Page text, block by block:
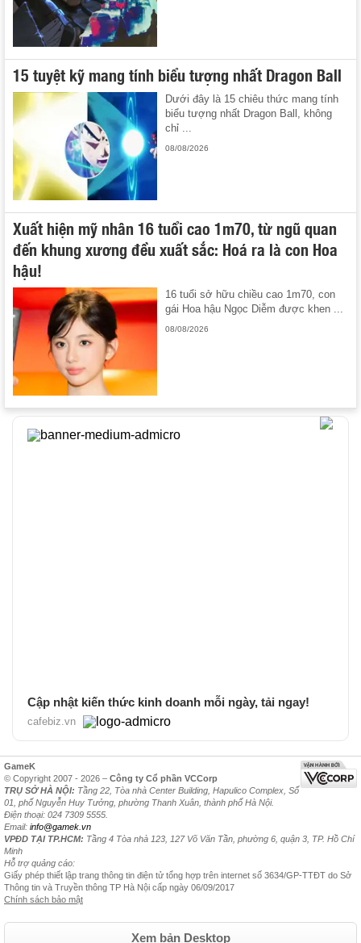
15 tuyệt kỹ mang tính biểu tượng nhất Dragon Ball
Dưới đây là 15 chiêu thức mang tính
biểu tượng nhất Dragon Ball, không
chỉ ...
08/08/2026
Xuất hiện mỹ nhân 16 tuổi cao 1m70, từ ngũ quan
đến khung xương đều xuất sắc: Hoá ra là con Hoa
hậu!
16 tuổi sở hữu chiều cao 1m70, con
gái Hoa hậu Ngọc Diễm được khen ...
08/08/2026
Cập nhật kiến thức kinh doanh mỗi ngày, tải ngay!
cafebiz.vn
GameK
© Copyright 2007 - 2026 – Công ty Cổ phần VCCorp
TRỤ SỞ HÀ NỘI: Tầng 22, Tòa nhà Center Building, Hapulico Complex, Số
01, phố Nguyễn Huy Tưởng, phường Thanh Xuân, thành phố Hà Nội.
Điện thoại: 024 7309 5555.
Email: info@gamek.vn
VPĐD TẠI TP.HCM: Tầng 4 Tòa nhà 123, 127 Võ Văn Tần, phường 6, quận 3, TP. Hồ Chí
Minh
Hỗ trợ quảng cáo:
Giấy phép thiết lập trang thông tin điện tử tổng hợp trên internet số 3634/GP-TTĐT do Sở
Thông tin và Truyền thông TP Hà Nội cấp ngày 06/09/2017
Chính sách bảo mật
Xem bản Desktop